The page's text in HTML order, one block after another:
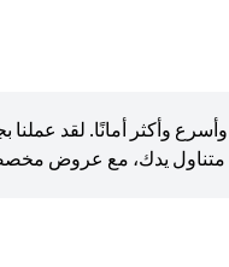
وأكثر أمانًا. لقد عملنا
متناول يدك، مع عروض